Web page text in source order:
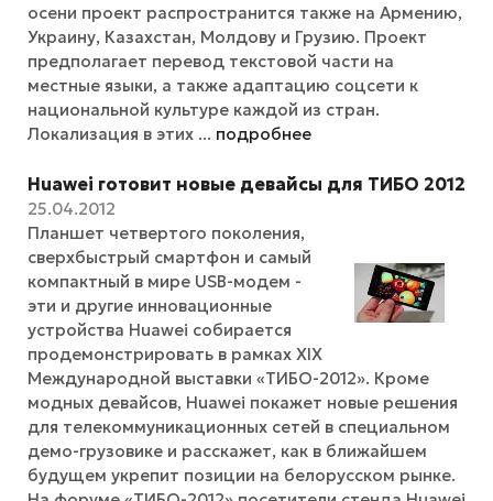
осени проект распространится также на Армению,
Украину, Казахстан, Молдову и Грузию. Проект
предполагает перевод текстовой части на
местные языки, а также адаптацию соцсети к
национальной культуре каждой из стран.
Локализация в этих ... подробнее
Huawei готовит новые девайсы для ТИБО 2012
25.04.2012
Планшет четвертого поколения,
сверхбыстрый смартфон и самый
компактный в мире USB-модем -
эти и другие инновационные
устройства Huawei собирается
продемонстрировать в рамках XIX
Международной выставки «ТИБО-2012». Кроме
модных девайсов, Huawei покажет новые решения
для телекоммуникационных сетей в специальном
демо-грузовике и расскажет, как в ближайшем
будущем укрепит позиции на белорусском рынке.